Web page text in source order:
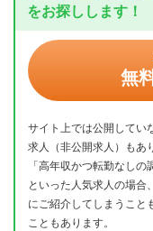
をお探しします！
無
サイト上では公開してい
求人（非公開求人）もあ
「高年収かつ転勤なし
といった人気求人の場合
にご紹介してしまうこと
こともあります。